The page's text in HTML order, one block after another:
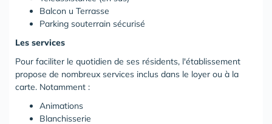
Balcon u Terrasse
Parking souterrain sécurisé
Les services
Pour faciliter le quotidien de ses résidents, l'établissement
propose de nombreux services inclus dans le loyer ou à la
carte. Notamment :
Animations
Blanchisserie